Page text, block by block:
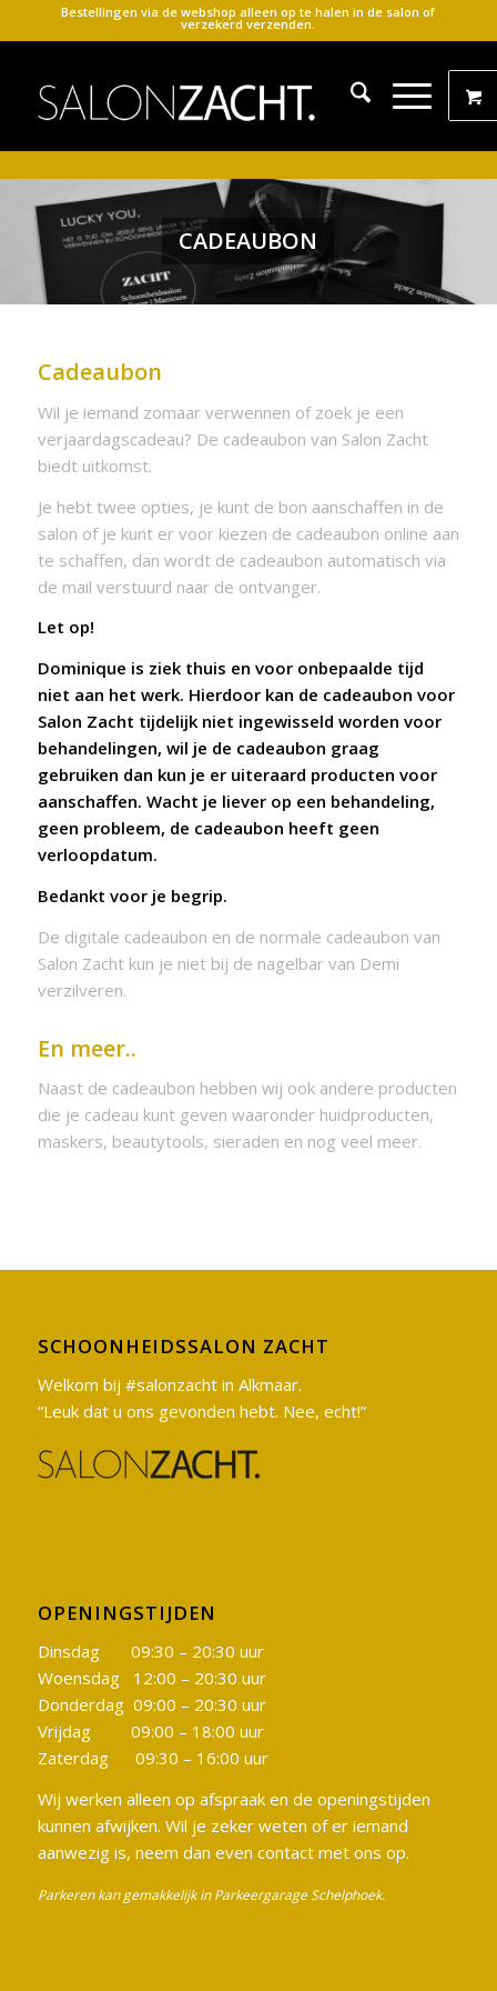
Bestellingen via de webshop alleen op te halen in de salon of
verzekerd verzenden.
CADEAUBON
Cadeaubon
Wil je iemand zomaar verwennen of zoek je een
verjaardagscadeau? De cadeaubon van Salon Zacht
biedt uitkomst.
Je hebt twee opties, je kunt de bon aanschaffen in de
salon of je kunt er voor kiezen de cadeaubon online aan
te schaffen, dan wordt de cadeaubon automatisch via
de mail verstuurd naar de ontvanger.
Let op!
Dominique is ziek thuis en voor onbepaalde tijd
niet aan het werk. Hierdoor kan de cadeaubon voor
Salon Zacht tijdelijk niet ingewisseld worden voor
behandelingen, wil je de cadeaubon graag
gebruiken dan kun je er uiteraard producten voor
aanschaffen. Wacht je liever op een behandeling,
geen probleem, de cadeaubon heeft geen
verloopdatum.
Bedankt voor je begrip.
De digitale cadeaubon en de normale cadeaubon van
Salon Zacht kun je niet bij de nagelbar van Demi
verzilveren.
En meer..
Naast de cadeaubon hebben wij ook andere producten
die je cadeau kunt geven waaronder huidproducten,
maskers, beautytools, sieraden en nog veel meer.
SCHOONHEIDSSALON ZACHT
Welkom bij #salonzacht in Alkmaar.
“Leuk dat u ons gevonden hebt. Nee, echt!”
OPENINGSTIJDEN
Dinsdag 09:30 – 20:30 uur
Woensdag 12:00 – 20:30 uur
Donderdag 09:00 – 20:30 uur
Vrijdag 09:00 – 18:00 uur
Zaterdag 09:30 – 16:00 uur
Wij werken alleen op afspraak en de openingstijden
kunnen afwijken. Wil je zeker weten of er iemand
aanwezig is, neem dan even contact met ons op.
Parkeren kan gemakkelijk in Parkeergarage Schelphoek.